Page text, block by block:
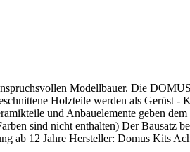
Modellbauer. Die
Holzteile werden als Gerüst -
und Anbauelemente geben
sind nicht enthalten) Der Bausatz
ab 12 Jahre Hersteller: Domus Kits